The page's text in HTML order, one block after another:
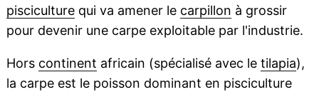
pisciculturequi va amener le carpillon à grossir
pour devenir une carpe exploitable par l'industrie.
Hors continent africain (spécialisé avec le tilapia),
la carpe est le poisson dominant en pisciculture